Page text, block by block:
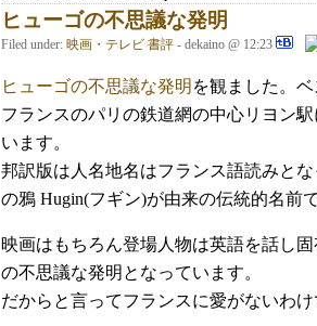
ヒューゴの不思議な発明
Filed under: 映画・テレビ 書評 - dekaino @ 12:23
ヒューゴの不思議な発明 を観ました。ベ
フランスのパリの鉄道網の中心リヨン
います。
邦訳版は人名地名はフランス語読みと
の鴉 Hugin(フギン)が由来の伝統的名前
映画はもちろん登場人物は英語を話し
の不思議な発明となっています。
だからと言ってフランスに愛がないわ